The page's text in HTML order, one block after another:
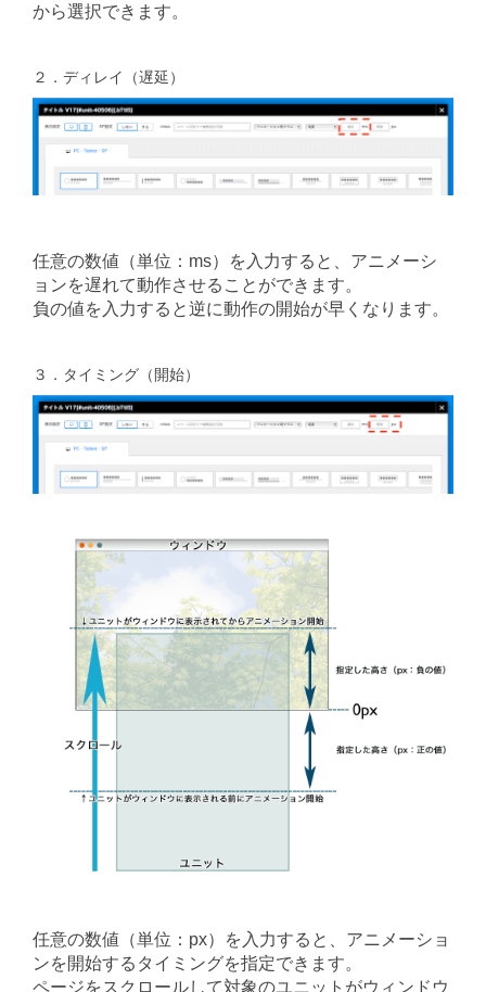
から選択できます。
２．ディレイ（遅延）
任意の数値（単位：ms）を入力すると、アニメーシ
ョンを遅れて動作させることができます。
負の値を入力すると逆に動作の開始が早くなります。
３．タイミング（開始）
任意の数値（単位：px）を入力すると、アニメーショ
ンを開始するタイミングを指定できます。
ページをスクロールして対象のユニットがウィンドウ